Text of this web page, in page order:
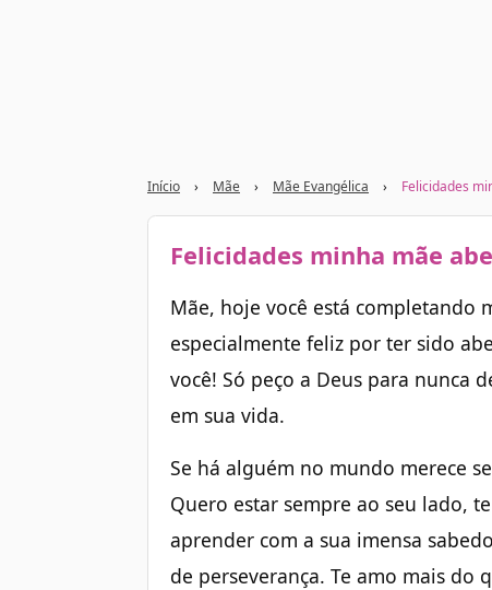
Início › Mãe › Mãe Evangélica › Felicidades
Felicidades minha mãe
Mãe, hoje você está completando
especialmente feliz por ter sido
você! Só peço a Deus para nunca
em sua vida.
Se há alguém no mundo merece
Quero estar sempre ao seu lado,
aprender com a sua imensa
de perseverança. Te amo mais do